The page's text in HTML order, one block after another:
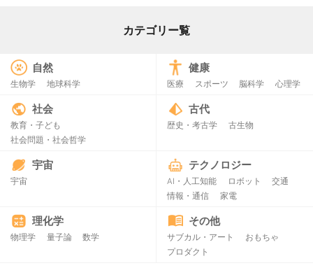
カテゴリー覧
自然
生物学 地球科学
健康
医療 スポーツ 脳科学 心理学
社会
教育・子ども
社会問題・社会哲学
古代
歴史・考古学 古生物
宇宙
宇宙
テクノロジー
AI・人工知能 ロボット
交通
情報・通信
家電
理化学
物理学 量子論 数学
その他
サブカル・アート
おもちゃ
プロダクト